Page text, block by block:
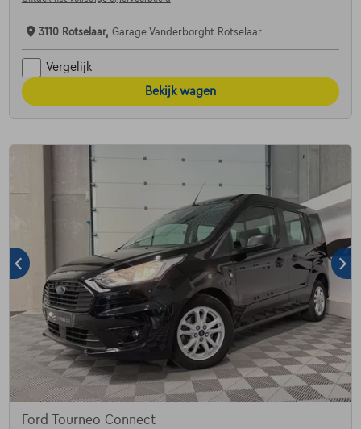
3110 Rotselaar, Garage Vanderborght Rotselaar
Vergelijk
Bekijk wagen
Ford Tourneo Connect